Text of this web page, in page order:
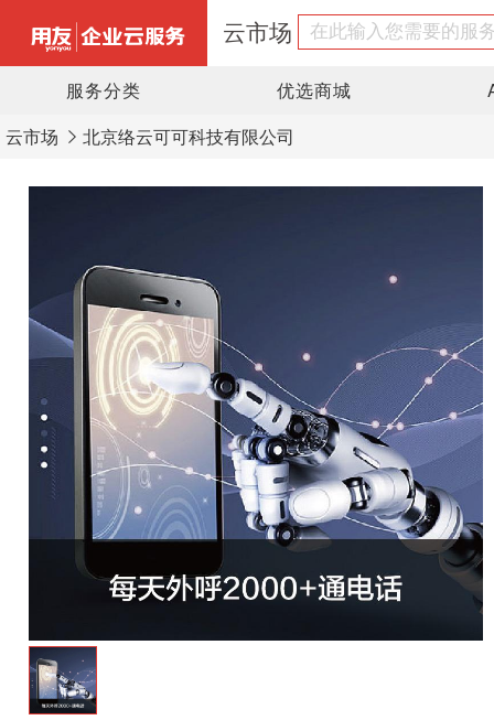
云市场
服务分类 优选商城
云市场
北京络云可可科技有限公司